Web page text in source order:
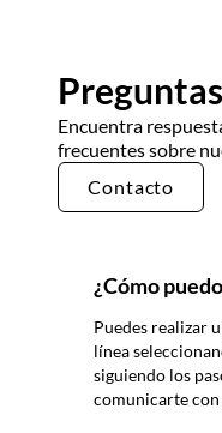
Preguntas
Encuentra
frecuentes sobre
Contacto
¿Cómo
Puedes realizar
línea
siguiendo los
comunicarte